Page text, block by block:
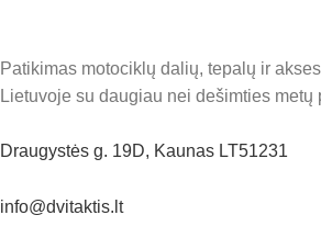
Patikimas motociklų dalių, tepalų ir
Lietuvoje su daugiau nei dešimties metų
Draugystės g. 19D, Kaunas LT51231
info@dvitaktis.lt